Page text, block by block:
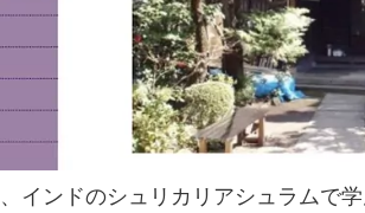
インドのシュリカリアシュラムで